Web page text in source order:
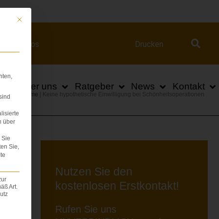
Videos Drucken
Über uns Ratgeber News Kontakt
Home Keine hypothetische Einwilligung bei Schönheitsoperationen
Nutzen Sie den
kostenlosen Erstkontakt!
Rufen Sie uns
Mit diesem Button wird der Dialog geschlossen. Seine Funktionalität ist
über
Sie
Sie,
Art.